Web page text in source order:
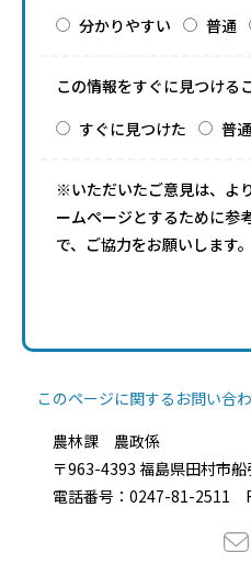
分かりやすい
普通
この情報をすぐに見つける
すぐに見つけた
普通
※いただいたご意見は、よ
ームページとするために参
で、ご協力をお願いします。
このページに関するお問い合
農林課 農政係
〒963-4393 福島県田村市
電話番号：0247-81-2511